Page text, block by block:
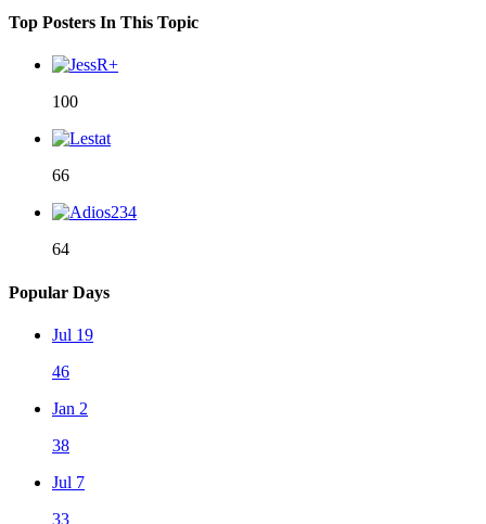
Top Posters In This Topic
100
66
64
Popular Days
Jul 19
46
Jan 2
38
Jul 7
33